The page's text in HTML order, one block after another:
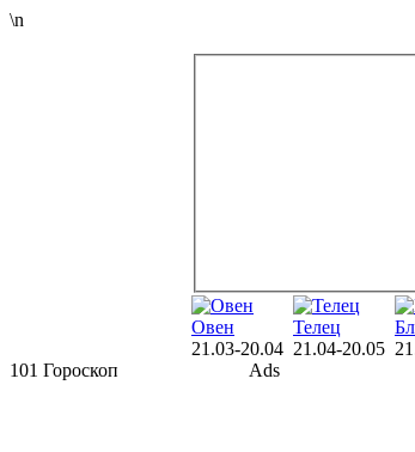
\n
Овен
21.03-20.04
Телец
21.04-20.05
101 Гороскоп
Ads